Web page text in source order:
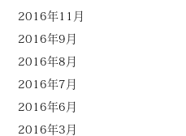
2016年11月
2016年9月
2016年8月
2016年7月
2016年6月
2016年3月